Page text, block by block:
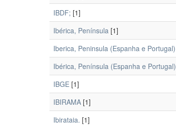
IBDF; [1]
Ibérica, Península [1]
Iberica, Peninsula (Espanha e Portugal)
Ibérica, Península (Espanha e Portugal)
IBGE [1]
IBIRAMA [1]
Ibirataia. [1]